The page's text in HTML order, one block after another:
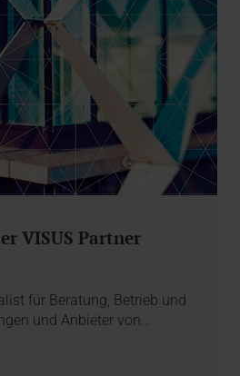
VISUS Partner
für Beratung, Betrieb und
und Anbieter von…